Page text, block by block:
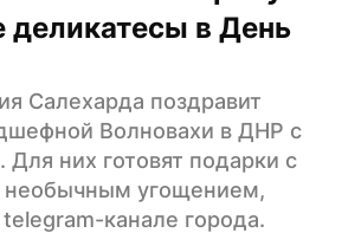
деликатесы в День
Салехарда поздравит
Волновахи в ДНР с
них готовят подарки с
необычным угощением,
канале города.